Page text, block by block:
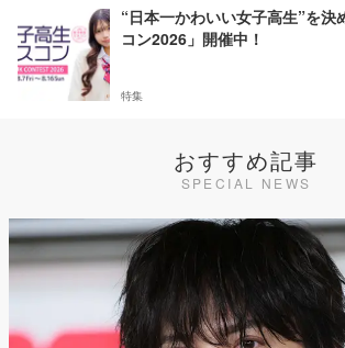
“日本一かわいい女子高生”を決
コン2026」開催中！
特集
おすすめ記事
SPECIAL NEWS